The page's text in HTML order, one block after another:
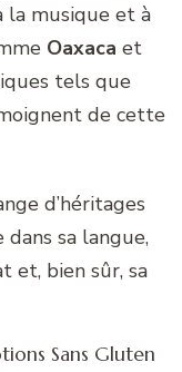
la musique et à
Oaxaca et
tels que
de cette
d’héritages
sa langue,
et, bien sûr, sa
Sans Gluten